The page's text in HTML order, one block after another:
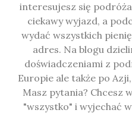
interesujesz się
ciekawy wyjazd, a
wydać wszystkich
adres. Na blogu
doświadczeniami z
Europie ale także po
Masz pytania? Chcesz
"wszystko" i wyjechać